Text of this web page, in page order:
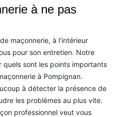
à ne pas
maçonnerie, à l’intérieur
pour son entretien. Notre
sont les points importants
à Pompignan.
à détecter la présence de
les problèmes au plus vite.
professionnel veut vous